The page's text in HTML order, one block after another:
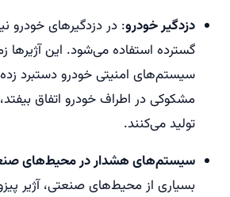
دزدگیر خودرو: در دزدگیرهای خودرو
گسترده استفاده می‌شود. این آژیرها
سیستم‌های امنیتی خودرو دستبرد
مشکوکی در اطراف خودرو اتفاق
تولید می‌کنند.
سیستم‌های هشدار در محیط‌های
بسیاری از محیط‌های صنعتی، آژیر